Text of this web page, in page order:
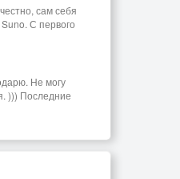
сам себя
С первого
Не могу
))) Последние